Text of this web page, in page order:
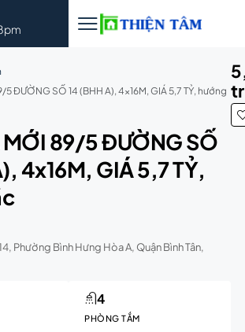
5 ĐƯỜNG SỐ 14 (BHH A), 4x16M, GIÁ 5,7 TỶ, hướng
MỚI 89/5 ĐƯỜNG SỐ
4x16M, GIÁ 5,7 TỶ,
Phường Bình Hưng Hòa A, Quận Bình Tân,
PHÒNG TẮM
4